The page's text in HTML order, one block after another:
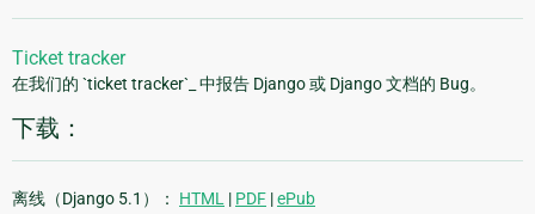
Ticket tracker
在我们的 `ticket tracker`_ 中报告 Django 或 Django 文档的 Bug。
下载：
离线（Django 5.1）： HTML | PDF |ePub